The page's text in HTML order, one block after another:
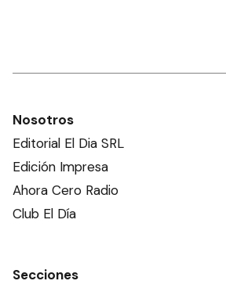
Nosotros
Editorial El Dia SRL
Edición Impresa
Ahora Cero Radio
Club El Día
Secciones